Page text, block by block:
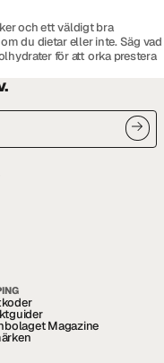
och ett väldigt bra
du dietar eller inte. Säg vad
för att orka prestera
Magazine